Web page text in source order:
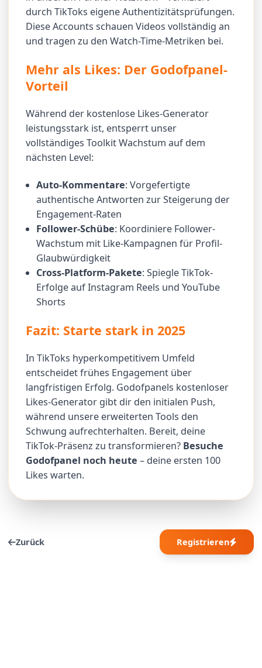
durch TikToks eigene Authentizitätsprüfungen.
Diese Accounts schauen Videos vollständig an
und tragen zu den Watch-Time-Metriken bei.
Mehr als Likes: Der Godofpanel-
Vorteil
Während der kostenlose Likes-Generator
leistungsstark ist, entsperrt unser
vollständiges Toolkit Wachstum auf dem
nächsten Level:
Auto-Kommentare: Vorgefertigte
authentische Antworten zur Steigerung der
Engagement-Raten
Follower-Schübe: Koordiniere Follower-
Wachstum mit Like-Kampagnen für Profil-
Glaubwürdigkeit
Cross-Platform-Pakete: Spiegle TikTok-
Erfolge auf Instagram Reels und YouTube
Shorts
Fazit: Starte stark in 2025
In TikToks hyperkompetitivem Umfeld
entscheidet frühes Engagement über
langfristigen Erfolg. Godofpanels kostenloser
Likes-Generator gibt dir den initialen Push,
während unsere erweiterten Tools den
Schwung aufrechterhalten. Bereit, deine
TikTok-Präsenz zu transformieren? Besuche
Godofpanel noch heute – deine ersten 100
Likes warten.
Zurück Registrieren